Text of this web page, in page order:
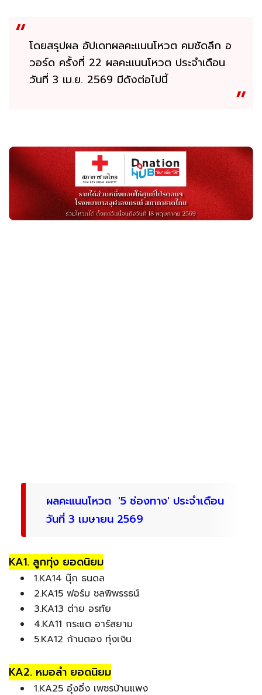
โดยสรุปผล อัปเดทผลคะแนนโหวต คมชัดลึก อ
วอร์ด ครั้งที่ 22 ผลคะแนนโหวต ประจำเดือน
วันที่ 3 เม.ย. 2569 มีดังต่อไปนี้
ผลคะแนนโหวต '5 ช่องทาง' ประจำเดือน
วันที่ 3 เมษายน 2569
KA1. ลูกทุ่ง ยอดนิยม
1.KA14 นุ๊ก ธนดล
2.KA15 ฟอร์ม ชลพิพรรธน์
3.KA13 ต่าย อรทัย
4.KA11 กระแต อาร์สยาม
5.KA12 ก้านตอง ทุ่งเงิน
KA2. หมอลำ ยอดนิยม
1.KA25 อุ๋งอิ๋ง เพชรบ้านแพง